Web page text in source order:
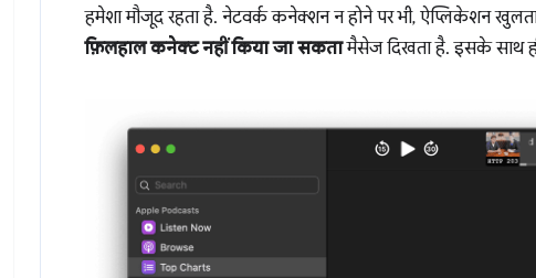
हमेशा मौजूद रहता है. नेटवर्क कनेक्शन न होने पर भी, ऐप्लिकेशन
फ़िलहाल कनेक्ट नहीं किया जा सकतामैसेज दिखता है. इसके साथ